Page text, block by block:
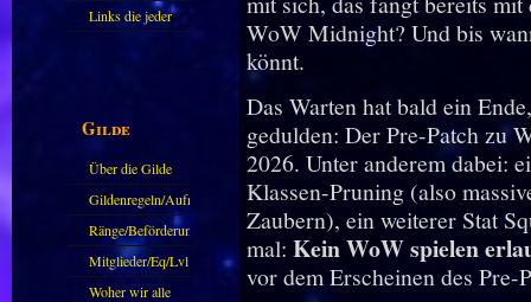
Links die jeder
Gilde
Über die Gilde
(DAW)
Gildenregeln/Aufnahme
Ränge/Beförderungen
Mitglieder/Eq/Lvl
Woher wir alle
WoW Midnight? Und bis
könnt.
Das Warten hat bald ein
gedulden: Der Pre-Patch zu
2026. Unter anderem dabei:
Klassen-Pruning (also
Zaubern), ein weiterer Stat
mal: Kein WoW spielen
vor dem Erscheinen des Pre-